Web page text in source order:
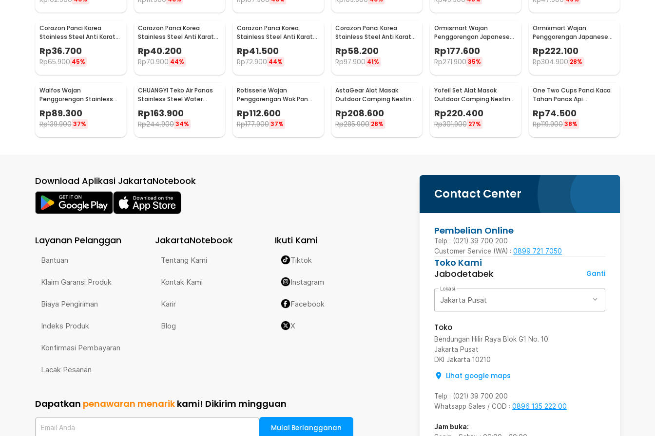
Corazon Panci Korea
Stainless Steel Anti Karat
Noodle Pot 19cm - KC0408
Rp36.700
Rp65.900 45%
Corazon Panci Korea
Stainless Steel Anti Karat
Rp40.200
Rp70.900 44%
Corazon Panci Korea
Stainless Steel Anti Karat
Rp41.500
Rp72.900 44%
Corazon Panci Korea
Stainless Steel Anti Karat
Noodle Pot 25cm - KC0408
Rp58.200
Rp97.900 41%
Ormismart Wajan
Penggorengan Japanese
Deep Frying Pot
Thermometer 21cm -
KC0405
Rp177.600
Rp271.900 35%
Ormismart Wajan
Penggorengan Japanese
Thermometer 24.8cm -
KC0405
Rp222.100
Rp304.900 28%
Walfos Wajan
Penggorengan Stainless
Steel Anti Lengket Frying
Pan - W0697
Rp89.300
Rp139.900 37%
CHUANGYI Teko Air Panas
Stainless Steel Water
Kettle 7.5L - L031
Rp163.900
Rp244.90034%
Rotisserie Wajan
Penggorengan Wok Pan
Anti Lengket 33cm - C0045
Rp112.600
Rp177.900 37%
AstaGear Alat Masak
Outdoor Camping Nesting
Cooking Aluminium 7 in 1 -
DS-308
Rp208.600
Rp285.900 28%
Yofeil Set Alat Masak
Outdoor Camping Nesting
DS-308
Rp220.400
Rp301.900 27%
One Two Cups Panci Kaca
Tahan Panas Api
15cm - U-70
Rp74.500
Rp119.90038%
Contact Center
Pembelian Online
Telp : (021) 39 700 200
Customer Service (WA) : 0899 721 7050
Toko Kami
Jabodetabek
Ganti
Lokasi
Jakarta Pusat
Toko
Bendungan Hilir Raya Blok G1 No. 10
Jakarta Pusat
DKI Jakarta 10210
Lihat google maps
Telp : (021) 39 700 200
Whatsapp Sales / COD : 0896 135 222 00
Jam buka:
Download Aplikasi JakartaNotebook
Layanan Pelanggan
Bantuan
Klaim Garansi Produk
Biaya Pengiriman
Indeks Produk
Konfirmasi Pembayaran
Lacak Pesanan
JakartaNotebook
Tentang Kami
Kontak Kami
Karir
Blog
Ikuti Kami
Tiktok
Instagram
Facebook
X
Dapatkan penawaran menarik kami! Dikirim mingguan
Email Anda Mulai Berlangganan